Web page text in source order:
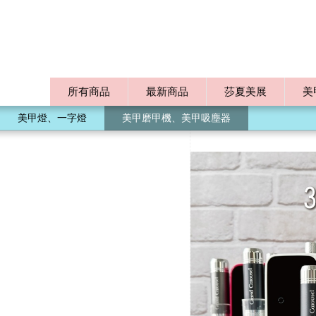
所有商品 最新商品 莎夏美展 美
美甲燈、一字燈 美甲磨甲機、美甲吸塵器